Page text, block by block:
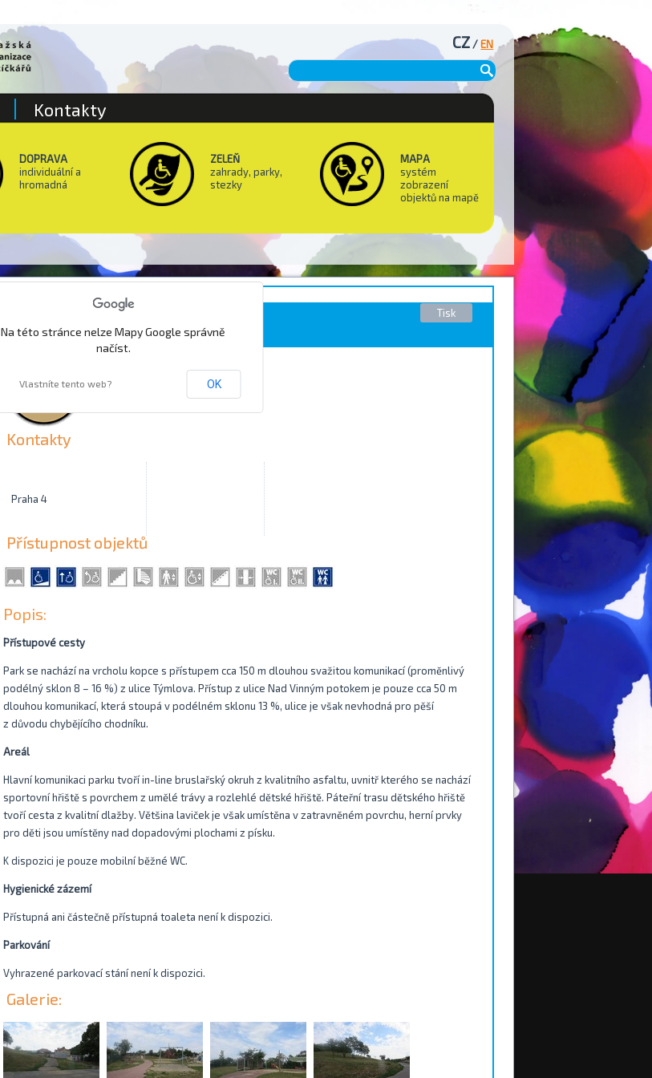
DOPRAVA
individuální a
hromadná
ZELEŇ
zahrady, parky,
stezky
MAPA
systém
zobrazení
objektů na mapě
CZ /EN
Kontakty
Tisk
Park Kapitol
Kontakty
Praha 4
Přístupnost objektů
Popis:
Přístupové cesty
Park se nachází na vrcholu kopce s přístupem cca 150 m dlouhou svažitou komunikací (proměnlivý
podélný sklon 8 – 16 %) z ulice Týmlova. Přístup z ulice Nad Vinným potokem je pouze cca 50 m
dlouhou komunikací, která stoupá v podélném sklonu 13 %, ulice je však nevhodná pro pěší
z důvodu chybějícího chodníku.
Areál
Hlavní komunikaci parku tvoří in-line bruslařský okruh z kvalitního asfaltu, uvnitř kterého se nachází
sportovní hřiště s povrchem z umělé trávy a rozlehlé dětské hřiště. Páteřní trasu dětského hřiště
tvoří cesta z kvalitní dlažby. Většina laviček je však umístěna v zatravněném povrchu, herní prvky
pro děti jsou umístěny nad dopadovými plochami z písku.
K dispozici je pouze mobilní běžné WC.
Hygienické zázemí
Přístupná ani částečně přístupná toaleta není k dispozici.
Parkování
Vyhrazené parkovací stání není k dispozici.
Galerie:
Na této stránce nelze Mapy Google správně
načíst.
Vlastníte tento web? OK